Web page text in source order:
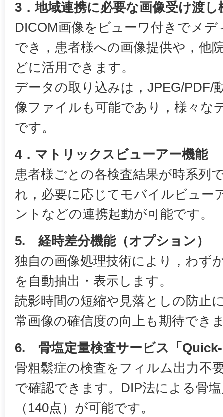
3．地域連携に必要な画像受け渡し
DICOM画像をビューワ付きでメ
でき，患者様への画像提供や，他
どに活用できます。
データの取り込みは，JPEG/PDF/
像ファイルも可能であり，様々な
です。
4．マトリックスビューアー機能
患者様ごとの各検査結果が時系列
れ，必要に応じてモバイルビュー
ントなどの連携起動が可能です。
5. 経時差分機能（オプション）
独自の画像処理技術により，わず
を自動抽出・表示します。
読影時間の短縮や見落としの防止
常画像の確信度の向上も期待でき
6. 骨塩定量検査サービス「
骨粗鬆症の検査をフィルム出力不
で確認できます。DIP法による骨
（140点）が可能です。